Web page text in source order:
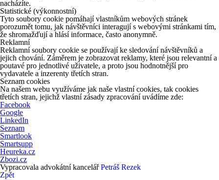
nacházíte.
Statistické (výkonnostní)
Tyto soubory cookie pomáhají vlastníkům webových stránek
porozumět tomu, jak návštěvníci interagují s webovými stránkami tím,
že shromažďují a hlásí informace, často anonymně.
Reklamní
Reklamní soubory cookie se používají ke sledování návštěvníků a
jejich chování. Záměrem je zobrazovat reklamy, které jsou relevantní a
poutavé pro jednotlivé uživatele, a proto jsou hodnotnější pro
vydavatele a inzerenty třetích stran.
Seznam cookies
Na našem webu využíváme jak naše vlastní cookies, tak cookies
třetích stran, jejichž vlastní zásady zpracování uvádíme zde:
Facebook
Google
LinkedIn
Seznam
Smartlook
Smartsupp
Heureka.cz
Zbozi.cz
Vypracovala advokátní kancelářPetráš Rezek
Zpět